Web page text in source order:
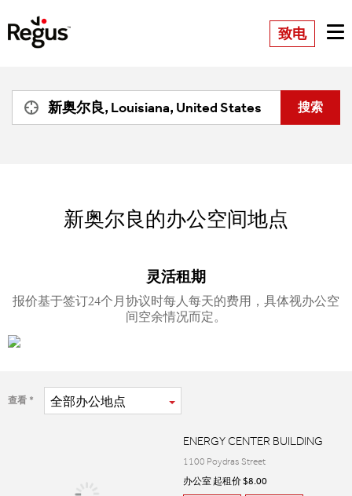
致电
新奥尔良的办公空间地点
灵活租期
报价基于签订24个月协议时每人每天的费用，具体视办公空
间空余情况而定。
查看 全部办公地点
ENERGY CENTER BUILDING
1100 Poydras Street
办公室 起租价 $8.00